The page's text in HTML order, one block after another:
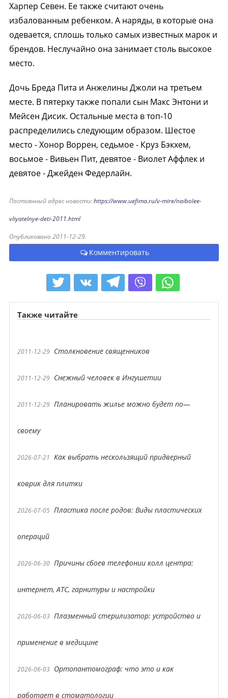
Харпер Севен. Ее также считают очень
избалованным ребенком. А наряды, в которые она
одевается, сплошь только самых известных марок и
брендов. Неслучайно она занимает столь высокое
место.
Дочь Бреда Пита и Анжелины Джоли на третьем
месте. В пятерку также попали сын Макс Энтони и
Мейсен Дисик. Остальные места в топ-10
распределились следующим образом. Шестое
место - Хонор Воррен, седьмое - Круз Бэкхем,
восьмое - Вивьен Пит, девятое - Виолет Аффлек и
девятое - Джейден Федерлайн.
Постоянный адрес новости:https://www.uefima.ru/v-mire/naibolee-
vliyatelnye-deti-2011.html
Опубликовано 2011-12-29.
Комментировать
Также читайте
2011-12-29 Столкновение священников
2011-12-29 Снежный человек в Ингушетии
2011-12-29 Планировать жилье можно будет по—
своему
2026-07-21 Как выбрать нескользящий придверный
коврик для плитки
2026-07-05 Пластика после родов: Виды пластических
операций
2026-06-30 Причины сбоев телефонии колл центра:
интернет, АТС, гарнитуры и настройки
2026-06-03 Плазменный стерилизатор: устройство и
применение в медицине
2026-06-03 Ортопантомограф: что это и как
работает в стоматологии